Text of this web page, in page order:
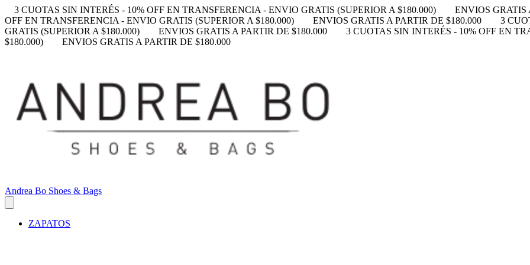
3 CUOTAS SIN INTERÉS - 10% OFF EN TRANSFERENCIA - ENVIO GRATIS (SUPERIOR A $180.000)
ENVIOS GRATIS
OFF EN TRANSFERENCIA - ENVIO GRATIS (SUPERIOR A $180.000)
ENVIOS GRATIS A PARTIR DE $180.000
3
GRATIS (SUPERIOR A $180.000)
ENVIOS GRATIS A PARTIR DE $180.000
3 CUOTAS SIN INTERÉS - 10% OFF EN
$180.000)
ENVIOS GRATIS A PARTIR DE $180.000
Andrea Bo Shoes & Bags
ZAPATOS